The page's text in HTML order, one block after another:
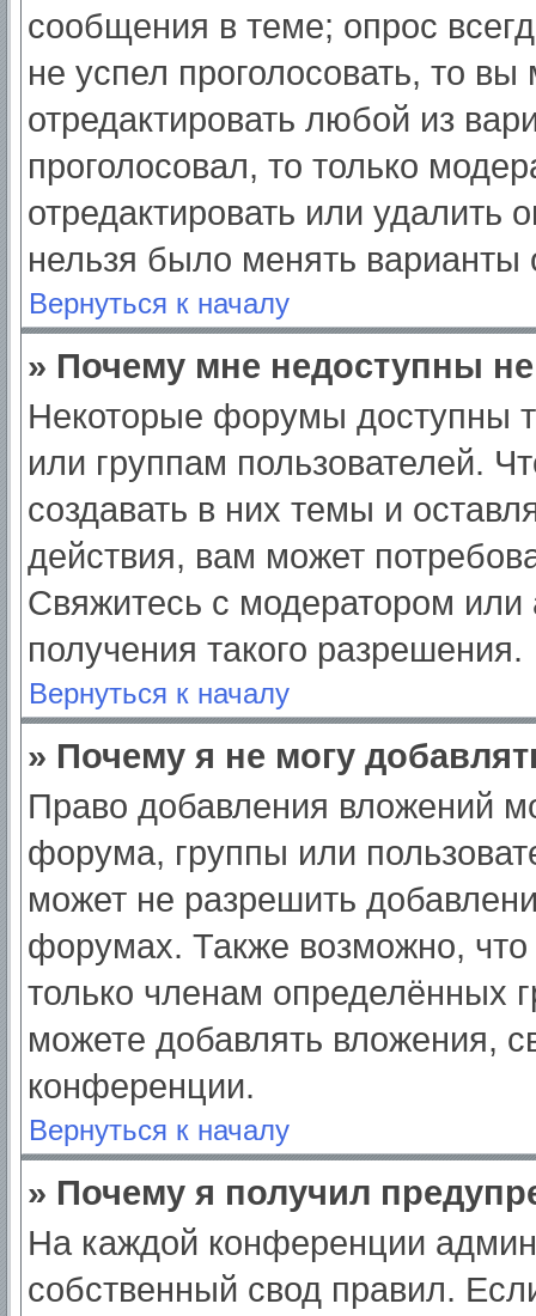
сообщения в теме; опрос
не успел проголосовать, то
отредактировать любой из
проголосовал, то только
отредактировать или удалить
нельзя было менять варианты
Вернуться к началу
» Почему мне недоступны
Некоторые форумы доступны
или группам пользователей.
создавать в них темы и
действия, вам может
Свяжитесь с модератором
получения такого разрешения.
Вернуться к началу
» Почему я не могу
Право добавления вложений
форума, группы или
может не разрешить
форумах. Также возможно,
только членам определённых
можете добавлять вложения,
конференции.
Вернуться к началу
» Почему я получил
На каждой конференции
собственный свод правил.